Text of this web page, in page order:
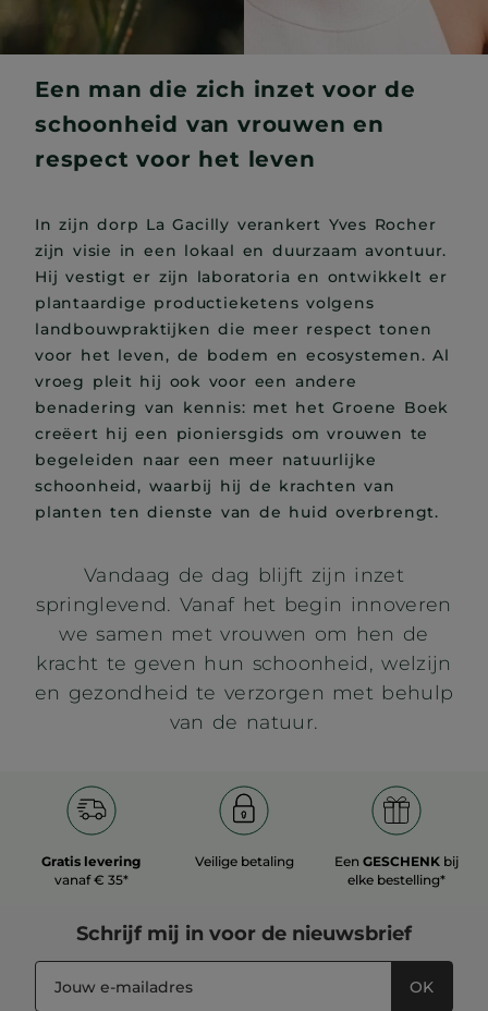
Een man die zich inzet voor de
schoonheid van vrouwen en
respect voor het leven
In zijn dorp La Gacilly verankert Yves Rocher
zijn visie in een lokaal en duurzaam avontuur.
Hij vestigt er zijn laboratoria en ontwikkelt er
plantaardige productieketens volgens
landbouwpraktijken die meer respect tonen
voor het leven, de bodem en ecosystemen. Al
vroeg pleit hij ook voor een andere
benadering van kennis: met het Groene Boek
creëert hij een pioniersgids om vrouwen te
begeleiden naar een meer natuurlijke
schoonheid, waarbij hij de krachten van
planten ten dienste van de huid overbrengt.
Vandaag de dag blijft zijn inzet
springlevend. Vanaf het begin innoveren
we samen met vrouwen om hen de
kracht te geven hun schoonheid, welzijn
en gezondheid te verzorgen met behulp
van de natuur.
Gratis levering
vanaf € 35*
Veilige betaling EenGESCHENK bij
elke bestelling*
Schrijf mij in voor de nieuwsbrief
OK